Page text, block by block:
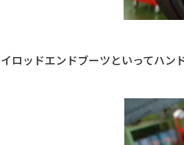
ロッドエンドブーツといってハン